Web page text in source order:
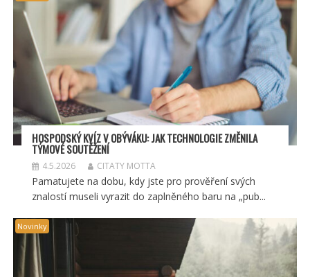
HOSPODSKÝKVÍZ V OBÝVÁKU: JAK TECHNOLOGIE ZMĚNILA
TÝMOVÉ SOUTĚŽENÍ
4.5.2026 CITATY MOTTA
Pamatujete na dobu, kdy jste pro prověření svých
znalostí museli vyrazit do zaplněného baru na „pub...
Novinky